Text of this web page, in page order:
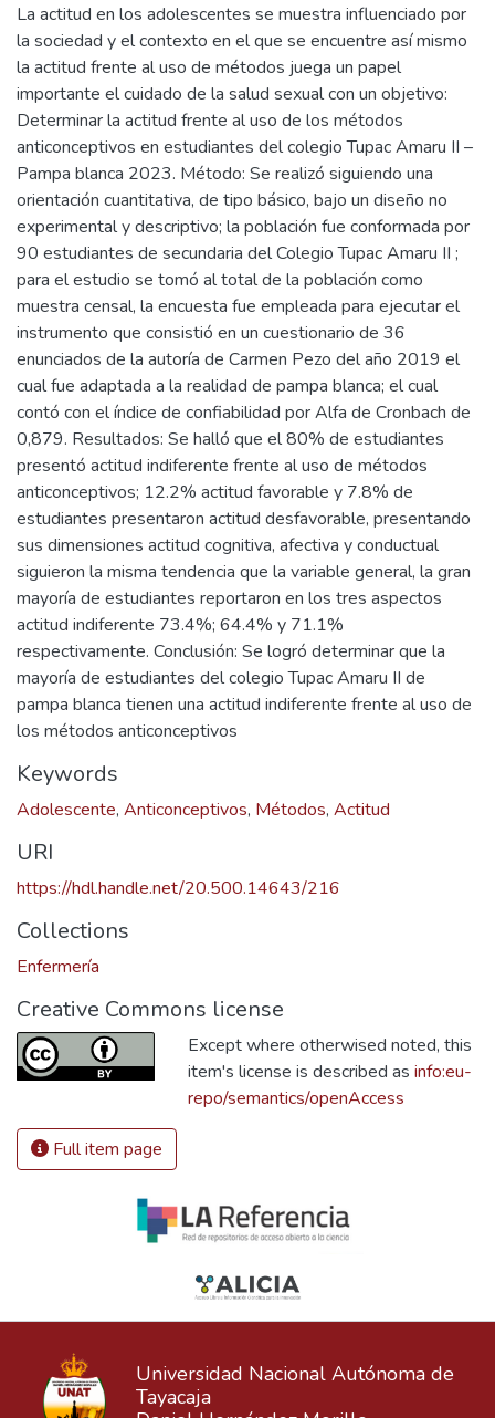
La actitud en los adolescentes se muestra influenciado por
la sociedad y el contexto en el que se encuentre así mismo
la actitud frente al uso de métodos juega un papel
importante el cuidado de la salud sexual con un objetivo:
Determinar la actitud frente al uso de los métodos
anticonceptivos en estudiantes del colegio Tupac Amaru II –
Pampa blanca 2023. Método: Se realizó siguiendo una
orientación cuantitativa, de tipo básico, bajo un diseño no
experimental y descriptivo; la población fue conformada por
90 estudiantes de secundaria del Colegio Tupac Amaru II ;
para el estudio se tomó al total de la población como
muestra censal, la encuesta fue empleada para ejecutar el
instrumento que consistió en un cuestionario de 36
enunciados de la autoría de Carmen Pezo del año 2019 el
cual fue adaptada a la realidad de pampa blanca; el cual
contó con el índice de confiabilidad por Alfa de Cronbach de
0,879. Resultados: Se halló que el 80% de estudiantes
presentó actitud indiferente frente al uso de métodos
anticonceptivos; 12.2% actitud favorable y 7.8% de
estudiantes presentaron actitud desfavorable, presentando
sus dimensiones actitud cognitiva, afectiva y conductual
siguieron la misma tendencia que la variable general, la gran
mayoría de estudiantes reportaron en los tres aspectos
actitud indiferente 73.4%; 64.4% y 71.1%
respectivamente. Conclusión: Se logró determinar que la
mayoría de estudiantes del colegio Tupac Amaru II de
pampa blanca tienen una actitud indiferente frente al uso de
los métodos anticonceptivos
Keywords
Adolescente, Anticonceptivos, Métodos, Actitud
URI
https://hdl.handle.net/20.500.14643/216
Collections
Enfermería
Creative Commons license
Except where otherwised noted, this
item's license is described as info:eu-
repo/semantics/openAccess
Full item page
Universidad Nacional Autónoma de
Tayacaja